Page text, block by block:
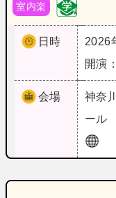
室内楽
日時
2026
開演
会場 神奈
ール